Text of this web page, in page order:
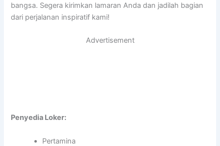
bangsa. Segera kirimkan lamaran Anda dan jadilah bagian
dari perjalanan inspiratif kami!
Advertisement
Penyedia Loker:
Pertamina